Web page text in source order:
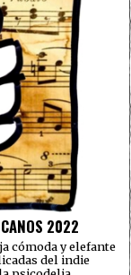
2022
cómoda y elefante
del indie